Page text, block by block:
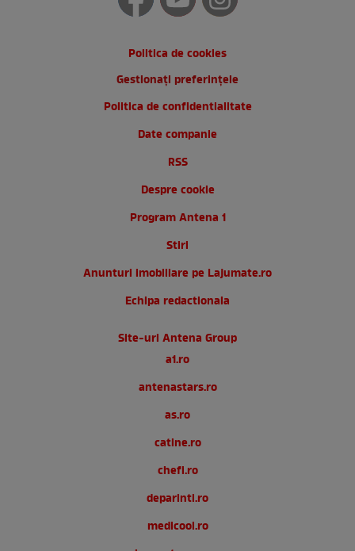
Politica de cookies
Gestionați preferințele
Politica de confidentialitate
Date companie
RSS
Despre cookie
Program Antena 1
Stiri
Anunturi imobiliare pe Lajumate.ro
Echipa redactionala
Site-uri Antena Group
a1.ro
antenastars.ro
as.ro
catine.ro
chefi.ro
deparinti.ro
medicool.ro